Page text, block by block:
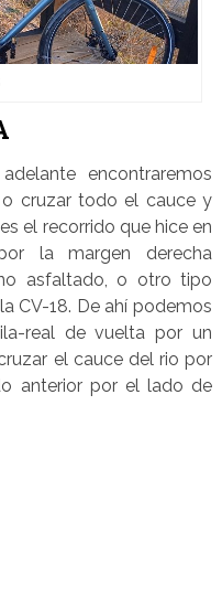
encontraremos
o cruzar todo el cauce y
el recorrido que hice en
la margen derecha
asfaltado, o otro tipo
CV-18. De ahí podemos
real de vuelta por un
el cauce del rio por
anterior por el lado de